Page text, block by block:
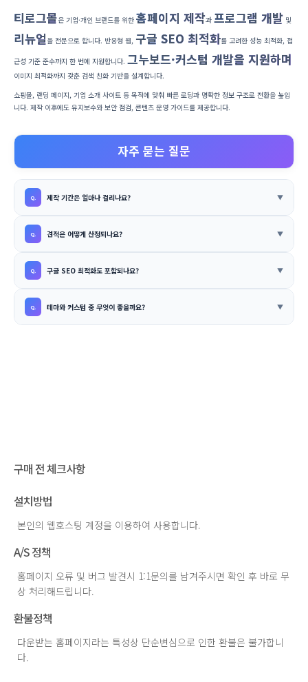
티로그몰은 기업·개인 브랜드를 위한 홈페이지 제작과 프로그램 개발 및
리뉴얼 을 전문으로 합니다. 반응형 웹, 구글 SEO 최적화를 고려한 성능 최적화, 접
근성 기준 준수까지 한 번에 지원합니다. 그누보드·커스텀 개발을 지원하며
이미지 최적화까지 갖춘 검색 친화 기반을 설계합니다.
쇼핑몰, 랜딩 페이지, 기업 소개 사이트 등 목적에 맞춰 빠른 로딩과 명확한 정보 구조로 전환을 높입
니다. 제작 이후에도 유지보수와 보안 점검, 콘텐츠 운영 가이드를 제공합니다.
자주 묻는 질문
제작 기간은 얼마나 걸리나요?
견적은 어떻게 산정되나요?
구글 SEO 최적화도 포함되나요?
테마와 커스텀 중 무엇이 좋을까요?
구매 전 체크사항
설치방법
본인의 웹호스팅 계정을 이용하여 사용합니다.
A/S 정책
홈페이지 오류 및 버그 발견시 1:1문의를 남겨주시면 확인 후 바로 무
상 처리해드립니다.
환불정책
다운받는 홈페이지라는 특성상 단순변심으로 인한 환불은 불가합니
다.